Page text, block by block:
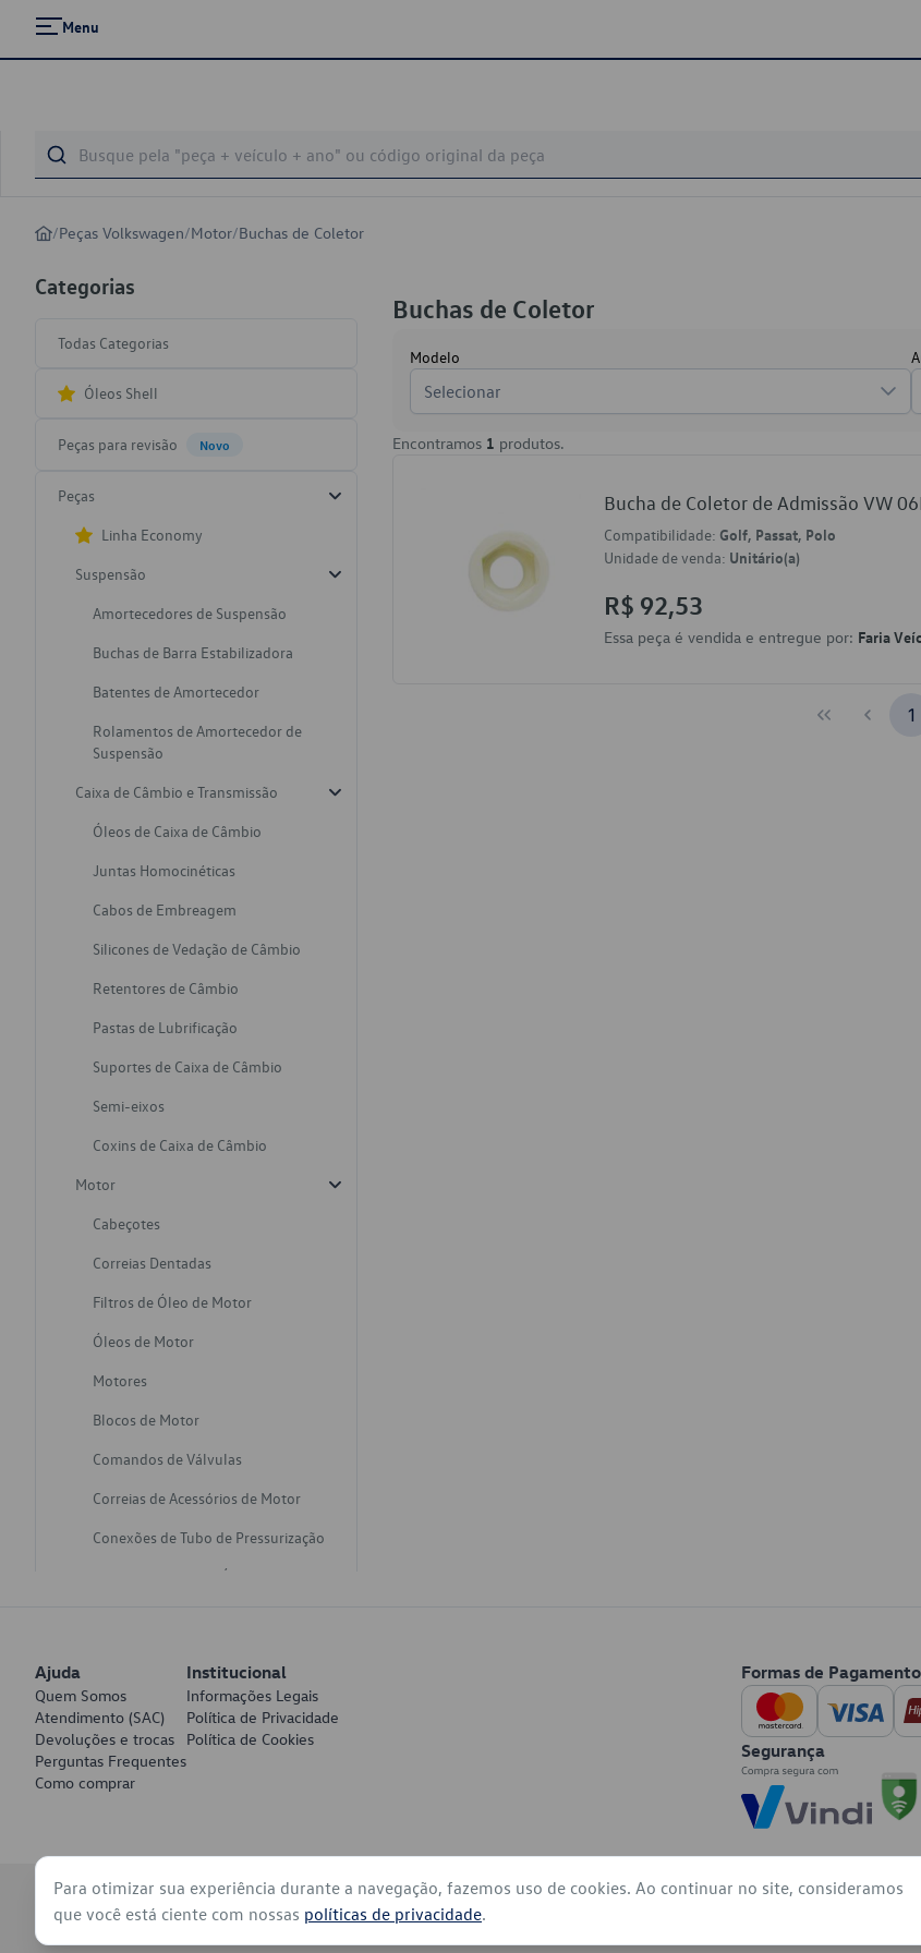
Menu
/Peças Volkswagen/Motor/Buchas de Coletor
Categorias
Todas Categorias
Óleos Shell
Peças para revisão Novo
Peças
Linha Economy
Suspensão
Amortecedores de Suspensão
Buchas de Barra Estabilizadora
Batentes de Amortecedor
Rolamentos de Amortecedor de
Suspensão
Caixa de Câmbio e Transmissão
Óleos de Caixa de Câmbio
Juntas Homocinéticas
Cabos de Embreagem
Silicones de Vedação de Câmbio
Retentores de Câmbio
Pastas de Lubrificação
Suportes de Caixa de Câmbio
Semi-eixos
Coxins de Caixa de Câmbio
Motor
Cabeçotes
Correias Dentadas
Filtros de Óleo de Motor
Óleos de Motor
Motores
Blocos de Motor
Comandos de Válvulas
Correias de Acessórios de Motor
Conexões de Tubo de Pressurização
Varetas de Nivel de Óleo
Discos de Freio
Juntas de Bomba de Vácuo
Mangueiras de Vácuo de Servo
Pratos de Disco de Freio
Travas de Pastilha de Freio
Buchas de Coletor
Modelo
Selecionar
Encontramos 1 produtos.
Bucha de Coletor de Admissão VW
Compatibilidade: Golf, Passat, Polo
Unidade de venda: Unitário(a)
R$ 92,53
Essa peça é vendida e entregue por: Faria
1
Ajuda
Quem Somos
Atendimento (SAC)
Devoluções e trocas
Perguntas Frequentes
Como comprar
Institucional
Informações Legais
Política de Privacidade
Política de Cookies
Formas de Pagamento
Segurança
© 2026 - Volkswagen do Brasil - Todos os direitos reservados
Para otimizar sua experiência durante a navegação, fazemos uso de cookies. Ao continuar no site, consideramos
que você está ciente com nossas políticas de privacidade.